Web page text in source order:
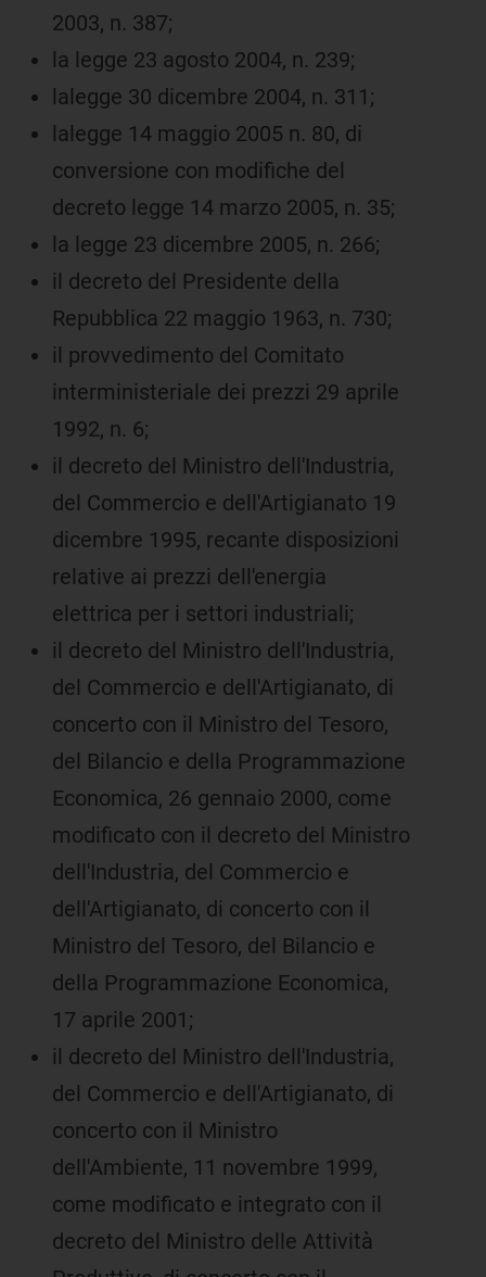
2003, n. 387;
la legge 23 agosto 2004, n. 239;
lalegge 30 dicembre 2004, n. 311;
lalegge 14 maggio 2005 n. 80, di
conversione con modifiche del
decreto legge 14 marzo 2005, n. 35;
la legge 23 dicembre 2005, n. 266;
il decreto del Presidente della
Repubblica 22 maggio 1963, n. 730;
il provvedimento del Comitato
interministeriale dei prezzi 29 aprile
1992, n. 6;
il decreto del Ministro dell'Industria,
del Commercio e dell'Artigianato 19
dicembre 1995, recante disposizioni
relative ai prezzi dell'energia
elettrica per i settori industriali;
il decreto del Ministro dell'Industria,
del Commercio e dell'Artigianato, di
concerto con il Ministro del Tesoro,
del Bilancio e della Programmazione
Economica, 26 gennaio 2000, come
modificato con il decreto del Ministro
dell'Industria, del Commercio e
dell'Artigianato, di concerto con il
Ministro del Tesoro, del Bilancio e
della Programmazione Economica,
17 aprile 2001;
il decreto del Ministro dell'Industria,
del Commercio e dell'Artigianato, di
concerto con il Ministro
dell'Ambiente, 11 novembre 1999,
come modificato e integrato con il
decreto del Ministro delle Attività